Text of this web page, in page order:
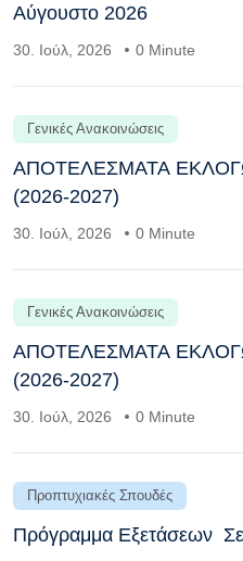
Αύγουστο 2026
30. Ιούλ, 2026 0 Minute
Γενικές Ανακοινώσεις
ΑΠΟΤΕΛΕΣΜΑΤΑ
(2026-2027)
30. Ιούλ, 2026 0 Minute
Γενικές Ανακοινώσεις
ΑΠΟΤΕΛΕΣΜΑΤΑ
(2026-2027)
30. Ιούλ, 2026 0 Minute
Προπτυχιακές Σπουδές
Πρόγραμμα Εξετάσεων